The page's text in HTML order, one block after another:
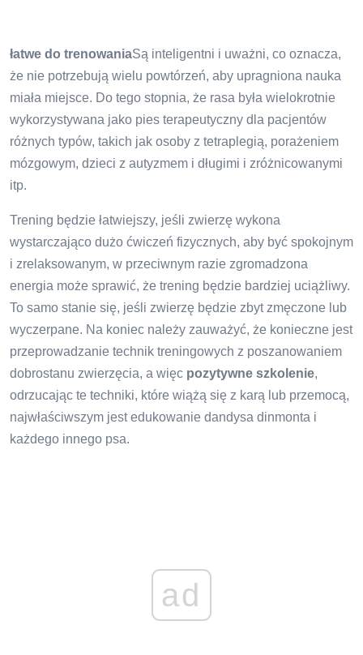
łatwe do trenowaniaSą inteligentni i uważni, co oznacza,
że ​​nie potrzebują wielu powtórzeń, aby upragniona nauka
miała miejsce. Do tego stopnia, że ​​rasa była wielokrotnie
wykorzystywana jako pies terapeutyczny dla pacjentów
różnych typów, takich jak osoby z tetraplegią, porażeniem
mózgowym, dzieci z autyzmem i długimi i zróżnicowanymi
itp.
Trening będzie łatwiejszy, jeśli zwierzę wykona
wystarczająco dużo ćwiczeń fizycznych, aby być spokojnym
i zrelaksowanym, w przeciwnym razie zgromadzona
energia może sprawić, że trening będzie bardziej uciążliwy.
To samo stanie się, jeśli zwierzę będzie zbyt zmęczone lub
wyczerpane. Na koniec należy zauważyć, że konieczne jest
przeprowadzanie technik treningowych z poszanowaniem
dobrostanu zwierzęcia, a więc pozytywne szkolenie,
odrzucając te techniki, które wiążą się z karą lub przemocą,
najwłaściwszym jest edukowanie dandysa dinmonta i
każdego innego psa.
ad